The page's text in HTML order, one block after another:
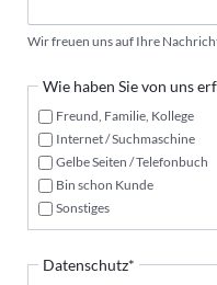
Wir freuen uns auf Ihre
Wie haben Sie von uns
Freund, Familie, Kollege
Internet / Suchmaschine
Gelbe Seiten / Telefonbuch
Bin schon Kunde
Sonstiges
Pflichtfeld
Datenschutz*